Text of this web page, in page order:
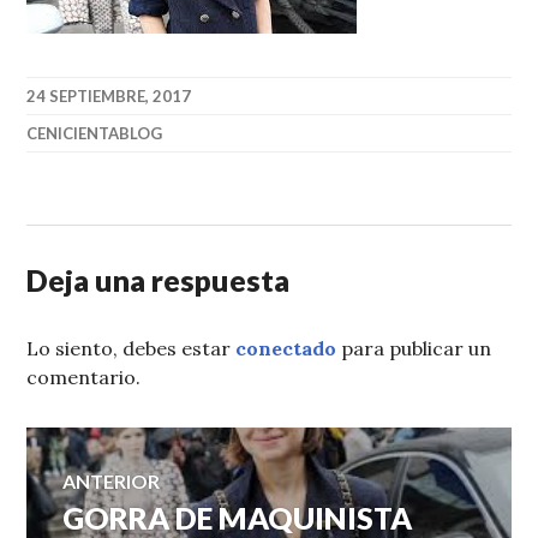
24 SEPTIEMBRE, 2017
CENICIENTABLOG
Deja una respuesta
Lo siento, debes estar conectado para publicar un
comentario.
Navegación
ANTERIOR
Entrada
GORRA DE MAQUINISTA